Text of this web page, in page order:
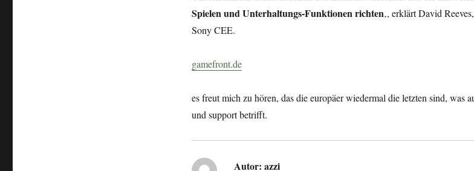
Spielen und Unterhaltungs-Funktionen richten‚, erklärt David
Sony CEE.
gamefront.de
es freut mich zu hören, das die europäer wiedermal die letzten sind, was
und support betrifft.
Autor: azzi